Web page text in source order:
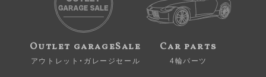
Outlet garageSale
アウトレット・ガレージセール
Car parts
4輪パーツ